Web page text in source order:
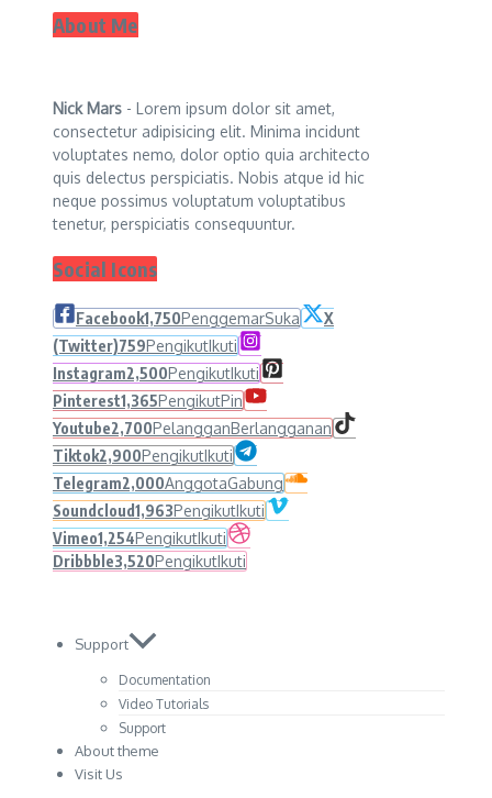
About Me
Nick Mars - Lorem ipsum dolor sit amet,
consectetur adipisicing elit. Minima incidunt
voluptates nemo, dolor optio quia architecto
quis delectus perspiciatis. Nobis atque id hic
neque possimus voluptatum voluptatibus
tenetur, perspiciatis consequuntur.
Social Icons
Facebook1,750PenggemarSuka
X
(Twitter)759PengikutIkuti
Instagram2,500PengikutIkuti
Pinterest1,365PengikutPin
Youtube2,700PelangganBerlangganan
Tiktok2,900PengikutIkuti
Telegram2,000AnggotaGabung
Soundcloud1,963PengikutIkuti
Vimeo1,254PengikutIkuti
Dribbble3,520PengikutIkuti
Support
Documentation
Video Tutorials
Support
About theme
Visit Us